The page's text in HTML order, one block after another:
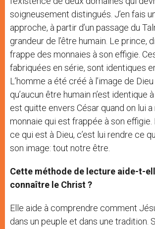
soigneusement distingués. J’en fais
approche, à partir d’un passage du
grandeur de l’être humain. Le prince,
frappe des monnaies à son effigie.
fabriquées en série, sont identiques
L’homme a été créé à l’image de
qu’aucun être humain n’est identique
est quitte envers César quand on lui a
monnaie qui est frappée à son effigie.
ce qui est à Dieu, c’est lui rendre ce
son image: tout notre être.
Cette méthode de lecture aide-t-
connaître le Christ ?
Elle aide à comprendre comment
dans un peuple et dans une tradition.